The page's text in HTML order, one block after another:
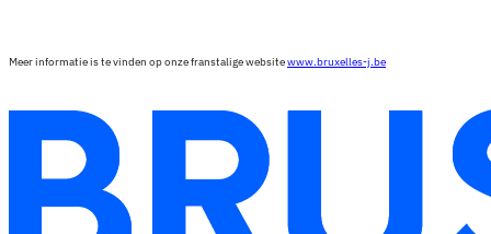
Meer informatie is te vinden op onze franstalige websitewww.bruxelles-j.be